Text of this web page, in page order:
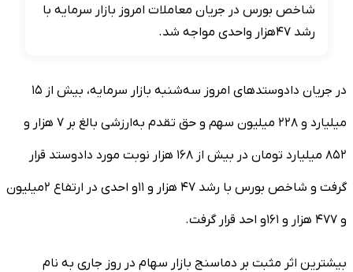
شاخص بورس در جریان معاملات امروز بازار سرمایه با
رشد ۴۷هزار واحدی مواجه شد.
در جریان دادوستدهای امروز سه‌شنبه بازار سرمایه، بیش از ۱۵
میلیارد و ۲۲۸ میلیون سهم و حق تقدم به‌ارزشی بالغ بر ۷ هزار و
۸۵۲ میلیارد تومان در بیش از ۱۶۸ هزار نوبت مورد دادوستد قرار
گرفت و شاخص بورس با رشد ۴۷ هزار و ۱۱و احدی در ارتفاع ۲میلیون
و ۴۷۷ هزار و ۱۶۱و احد قرار گرفت.
بیشترین اثر مثبت بر دماسنج بازار سهام در روز جاری به نام